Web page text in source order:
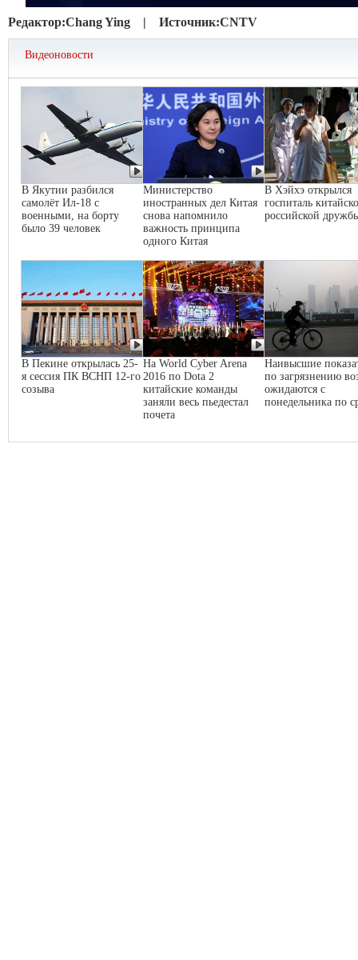
Редактор:Chang Ying | Источник:CNTV
Видеоновости
В Якутии разбился
самолёт Ил-18 с
военными, на борту
было 39 человек
Министерство
иностранных дел Китая
снова напомнило
важность принципа
одного Китая
В Хэйхэ открылся
госпиталь
российской
В Пекине открылась 25-
я сессия ПК ВСНП 12-го
созыва
На World Cyber Arena
2016 по Dota 2
китайские команды
заняли весь пьедестал
почета
Наивысшие
по загрязнению
ожидаются с
понедельника по